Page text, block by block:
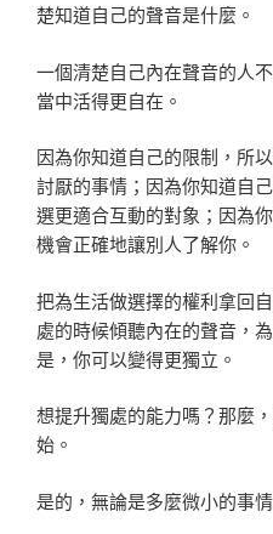
楚知道自己的聲音是什麼。
一個清楚自己內在聲音的人
當中活得更自在。
因為你知道自己的限制，所
討厭的事情；因為你知道自
選更適合互動的對象；因為
機會正確地讓別人了解你。
把為生活做選擇的權利拿回
處的時候傾聽內在的聲音，
是，你可以變得更獨立。
想提升獨處的能力嗎？那麼
始。
是的，無論是多麼微小的事